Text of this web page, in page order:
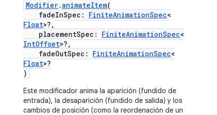
Modifier.animateItem(
fadeInSpec: FiniteAnimationSpec<
Float>?,
placementSpec: FiniteAnimationSpec<
IntOffset>?,
fadeOutSpec: FiniteAnimationSpec<
Float>?
)
Este modificador anima la aparición (fundido de
entrada), la desaparición (fundido de salida) y los
cambios de posición (como la reordenación de un